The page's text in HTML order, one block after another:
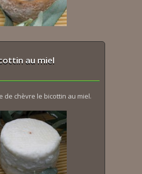
au miel
de chèvre le bicottin au miel.